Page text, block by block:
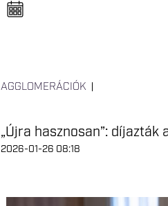
e
l
a
AGGLOMERÁCIÓK
„Újra hasznosan”:
2026-01-26 08:18